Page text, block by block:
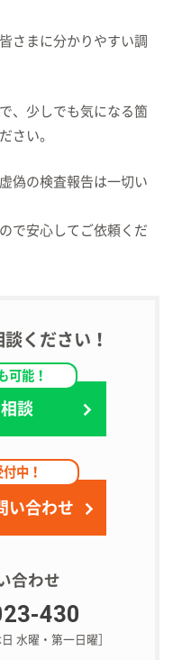
さまに分かりやすい調
、少しでも気になる箇
さい。
偽の検査報告は一切い
で安心してご依頼くだ
ください！
可能！
談
中！
い合わせ
合わせ
430
水曜・第一日曜］